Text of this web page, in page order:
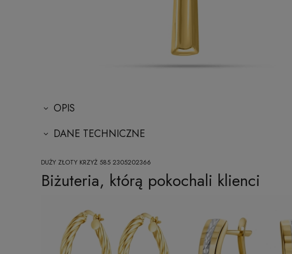
OPIS
DANE TECHNICZNE
DUŻY ZŁOTY KRZYŻ 585 2305202366
Biżuteria, którą pokochali klienci